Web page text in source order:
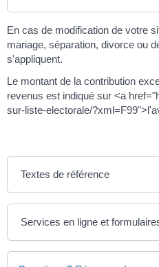
En cas de modification de votre
mariage, séparation, divorce ou
s'appliquent.
Le montant de la contribution
revenus est indiqué sur <a
sur-liste-electorale/
Textes de référence
Services en ligne et